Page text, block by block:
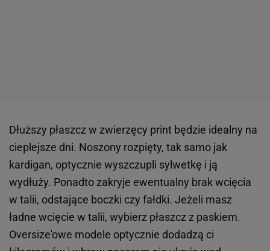
Dłuższy płaszcz w zwierzęcy print będzie idealny na
cieplejsze dni. Noszony rozpięty, tak samo jak
kardigan, optycznie wyszczupli sylwetkę i ją
wydłuży. Ponadto zakryje ewentualny brak wcięcia
w talii, odstające boczki czy fałdki. Jeżeli masz
ładne wcięcie w talii, wybierz płaszcz z paskiem.
Oversize'owe modele optycznie dodadzą ci